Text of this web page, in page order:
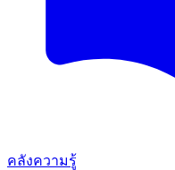
คลังความรู้